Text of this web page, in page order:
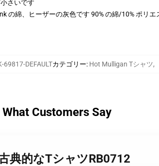
さいです
の綿、ヒーザーの灰色です 90% の綿/10% ポリ
69817-DEFAULTカテゴリー: Hot Mulligan Tシャツ,
What Customers Say
典的なTシャツRB0712